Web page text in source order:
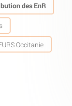
des EnR
Occitanie